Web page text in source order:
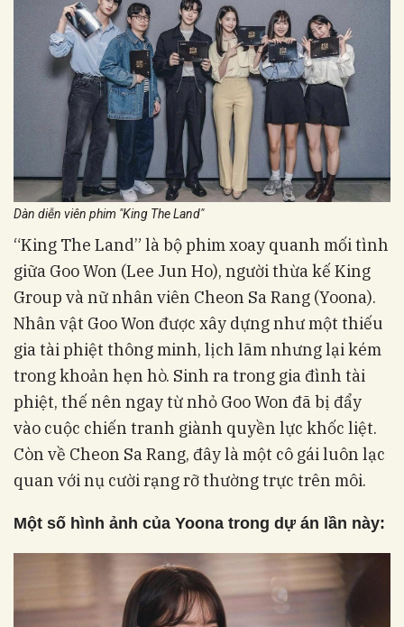
Dàn diễn viên phim "King The Land"
“King The Land” là bộ phim xoay quanh mối tình
giữa Goo Won (Lee Jun Ho), người thừa kế King
Group và nữ nhân viên Cheon Sa Rang (Yoona).
Nhân vật Goo Won được xây dựng như một thiếu
gia tài phiệt thông minh, lịch lãm nhưng lại kém
trong khoản hẹn hò. Sinh ra trong gia đình tài
phiệt, thế nên ngay từ nhỏ Goo Won đã bị đẩy
vào cuộc chiến tranh giành quyền lực khốc liệt.
Còn về Cheon Sa Rang, đây là một cô gái luôn lạc
quan với nụ cười rạng rỡ thường trực trên môi.
Một số hình ảnh của Yoona trong dự án lần này: